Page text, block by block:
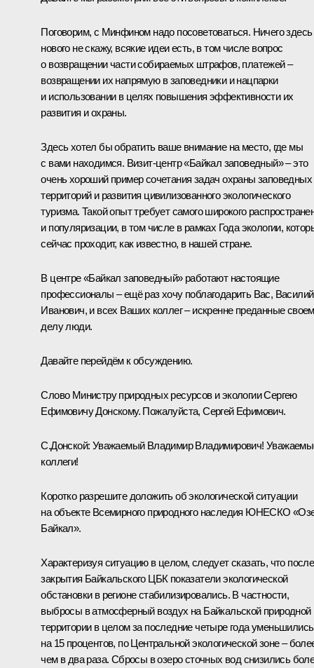
Поговорим, с Минфином надо посоветоваться. Ничего здесь
нового не скажу, всякие идеи есть, в том числе вопрос
о возвращении части собираемых штрафов, платежей –
возвращении их напрямую в заповедники и нацпарки
и использовании в целях повышения эффективности их
развития и охраны.
Здесь хотел бы обратить ваше внимание на место, где мы
с вами находимся. Визит-центр «Байкал заповедный» – это
очень хороший пример сочетания задач охраны заповедных
территорий и развития цивилизованного экологического
туризма. Такой опыт требует самого широкого
и популяризации, в том числе в рамках Года экологии,
сейчас проходит, как известно, в нашей стране.
В центре «Байкал заповедный» работают настоящие
профессионалы – ещё раз хочу поблагодарить Вас, Василий
Иванович, и всех Ваших коллег – искренне преданные
делу люди.
Давайте перейдём к обсуждению.
Слово Министру природных ресурсов и экологии Сергею
Ефимовичу Донскому. Пожалуйста, Сергей Ефимович.
С.Донской: Уважаемый Владимир Владимирович!
коллеги!
Коротко разрешите доложить об экологической ситуации
на объекте Всемирного природного наследия ЮНЕСКО
Байкал».
Характеризуя ситуацию в целом, следует сказать, что после
закрытия Байкальского ЦБК показатели экологической
обстановки в регионе стабилизировались. В частности,
выбросы в атмосферный воздух на Байкальской природной
территории в целом за последние четыре года уменьшились
на 15 процентов, по Центральной экологической зоне –
чем в два раза. Сбросы в озеро сточных вод снизились